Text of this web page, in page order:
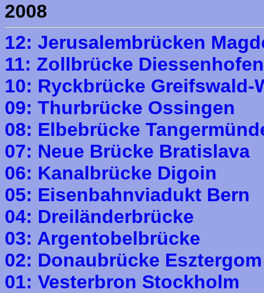
2008
12: Jerusalembrücken
11: Zollbrücke Diessenhofen
10: Ryckbrücke Greifswald-
09: Thurbrücke Ossingen
08: Elbebrücke
07: Neue Brücke Bratislava
06: Kanalbrücke Digoin
05: Eisenbahnviadukt Bern
04: Dreiländerbrücke
03: Argentobelbrücke
02: Donaubrücke Esztergom
01: Vesterbron Stockholm